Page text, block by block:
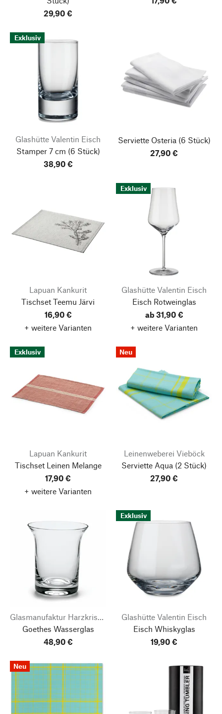
29,90 €
Exklusiv
Glashütte Valentin Eisch
Stamper 7 cm (6 Stück)
38,90 €
Serviette Osteria(6 Stück)
27,90 €
Lapuan Kankurit
Tischset Teemu Järvi
16,90 €
+ weitere Varianten
Exklusiv
Glashütte Valentin Eisch
Eisch Rotweinglas
ab 31,90 €
+ weitere Varianten
Exklusiv
Lapuan Kankurit
Tischset Leinen Melange
17,90 €
+ weitere Varianten
Neu
Leinenweberei Vieböck
Serviette Aqua (2 Stück)
27,90 €
Glasmanufaktur Harzkristall
Goethes Wasserglas
48,90 €
Exklusiv
Glashütte Valentin Eisch
Eisch Whiskyglas
19,90 €
Neu